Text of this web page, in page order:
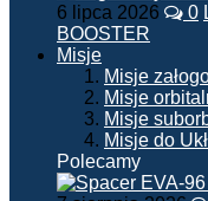
6 lipca 2026 0
BOOSTER
Misje
Misje
Misje
Misje
Misje do
Polecamy